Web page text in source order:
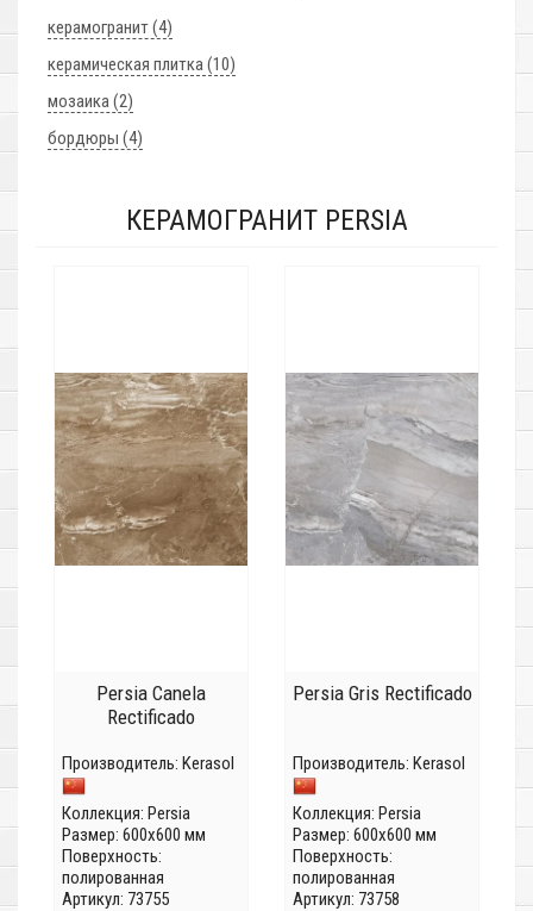
керамогранит (4)
керамическая плитка (10)
мозаика (2)
бордюры (4)
КЕРАМОГРАНИТ PERSIA
Persia Canela
Rectificado
Производитель: Kerasol
Коллекция: Persia
Размер: 600x600 мм
Поверхность:
полированная
Артикул: 73755
Persia Gris Rectificado
Производитель: Kerasol
Коллекция: Persia
Размер: 600x600 мм
Поверхность:
полированная
Артикул: 73758